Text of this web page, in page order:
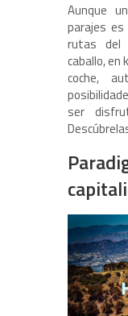
Aunque
parajes
rutas del
caballo, en
coche,
ser